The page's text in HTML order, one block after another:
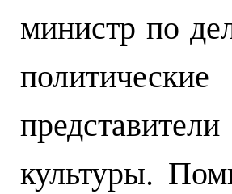
министр по
культуры.